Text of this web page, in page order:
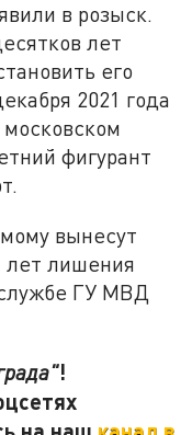
в розыск.
лет
его
2021 года
фигурант
вынесут
лет лишения
ГУ МВД
!